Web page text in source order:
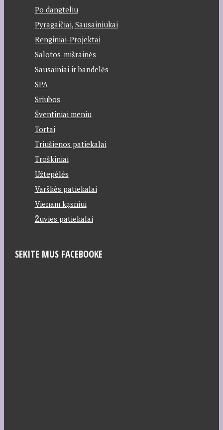
Po dangteliu
Pyragaičiai, Sausainiukai
Renginiai-Projektai
Salotos-mišrainės
Sausainiai ir bandelės
SPA
Sriubos
Šventiniai meniu
Tortai
Triušienos patiekalai
Troškiniai
Užtepėlės
Varškės patiekalai
Vienam kąsniui
Žuvies patiekalai
SEKITE MUS FACEBOOKE